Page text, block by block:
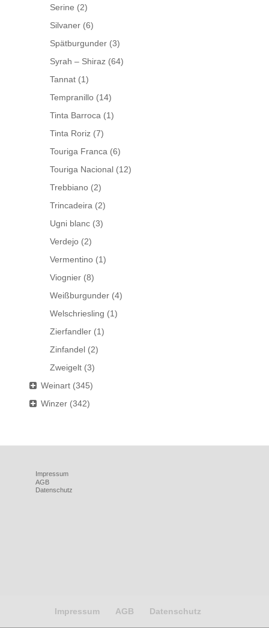
Serine (2)
Silvaner (6)
Spätburgunder (3)
Syrah – Shiraz (64)
Tannat (1)
Tempranillo (14)
Tinta Barroca (1)
Tinta Roriz (7)
Touriga Franca (6)
Touriga Nacional (12)
Trebbiano (2)
Trincadeira (2)
Ugni blanc (3)
Verdejo (2)
Vermentino (1)
Viognier (8)
Weißburgunder (4)
Welschriesling (1)
Zierfandler (1)
Zinfandel (2)
Zweigelt (3)
Weinart (345)
Winzer (342)
Impressum
AGB
Datenschutz
Impressum AGB Datenschutz